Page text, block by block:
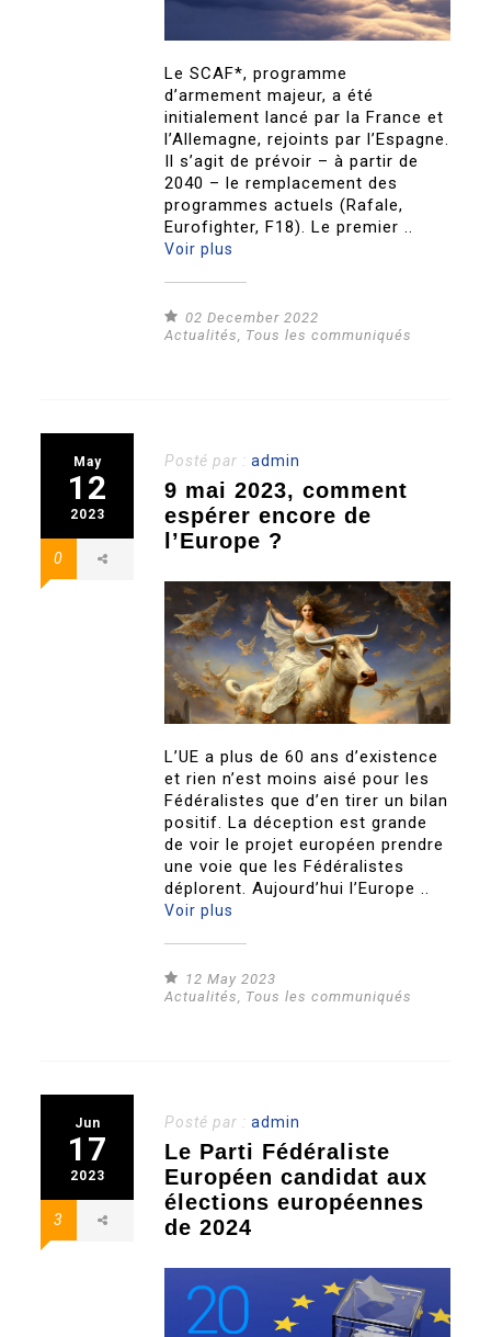
Le SCAF*, programme
d’armement majeur, a été
initialement lancé par la France et
l’Allemagne, rejoints par l’Espagne.
Il s’agit de prévoir – à partir de
2040 – le remplacement des
programmes actuels (Rafale,
Eurofighter, F18). Le premier ..
Voir plus
02 December 2022
Actualités
Tous les communiqués
May
12
2023
0
Posté par :admin
9 mai 2023, comment
espérer encore de
l’Europe ?
L’UE a plus de 60 ans d’existence
et rien n’est moins aisé pour les
Fédéralistes que d’en tirer un bilan
positif. La déception est grande
de voir le projet européen prendre
une voie que les Fédéralistes
déplorent. Aujourd’hui l’Europe ..
Voir plus
12 May 2023
Actualités
Tous les communiqués
Jun
17
2023
3
Posté par :admin
Le Parti Fédéraliste
Européen candidat aux
élections européennes
de 2024